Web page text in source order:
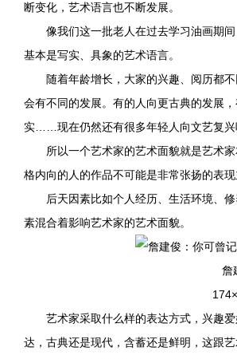
断变化，艺术语言也不断发展。
像我们这一批老人在过去学习油画期间
基本是写实、具象的艺术语言。
随着年龄增长，大家的兴趣、阅历都不
会有不同的发展。有的人向更古典的发展
实……现在仍然还有很多年轻人向文艺复兴
所以一个艺术家的艺术面貌就是艺术家
格内向的人的作品不可能是非常张扬的表现
后天因素比如个人经历、生活环境、修
素混合着影响艺术家的艺术面貌。
詹
艺术家采取什么样的表达方式，兴趣爱
达，古典还是现代，含蓄还是鲜明，这跟艺